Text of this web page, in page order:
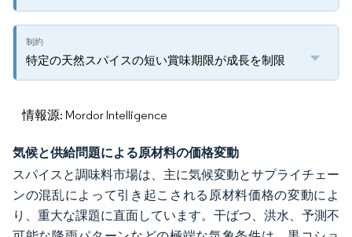
特定の天然スパイスの短い賞味期限が成長を制限
情報源: Mordor Intelligence
気候と供給問題による原材料の価格変動
スパイスと調味料市場は、主に気候変動とサプライチェー
ンの混乱によって引き起こされる原材料価格の変動によ
り、重大な課題に直面しています。干ばつ、洪水、予測不